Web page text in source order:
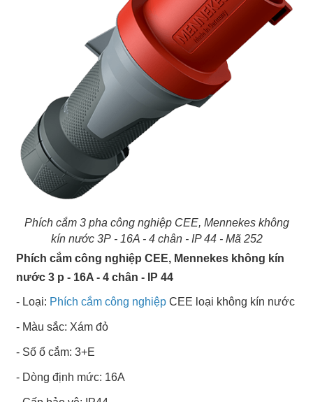
Phích cắm 3 pha công nghiệp CEE, Mennekes không
kín nước 3P - 16A - 4 chân - IP 44 - Mã 252
Phích cắm công nghiệp CEE, Mennekes không kín
nước 3 p - 16A - 4 chân - IP 44
- Loại: Phích cắm công nghiệp CEE loại không kín nước
- Màu sắc: Xám đỏ
- Số ổ cắm: 3+E
- Dòng định mức: 16A